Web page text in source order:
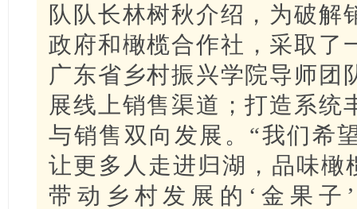
队队长林树秋介绍，为破解
政府和橄榄合作社，采取
广东省乡村振兴学院导师团
展线上销售渠道；打造系统
与销售双向发展。“我们希
让更多人走进归湖，品味橄
带动乡村发展的‘金果子